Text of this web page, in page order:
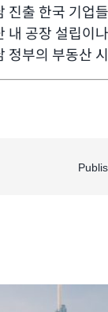
진출 한국 기업
내 공장 설립이
정부의 부동산